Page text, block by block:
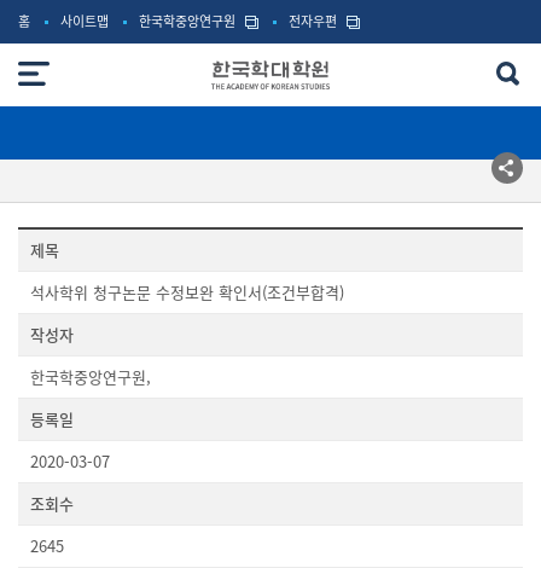
홈 사이트맵 한국학중앙연구원 전자우편
제목
석사학위 청구논문 수정보완 확인서(조건부합격)
작성자
한국학중앙연구원,
등록일
2020-03-07
조회수
2645